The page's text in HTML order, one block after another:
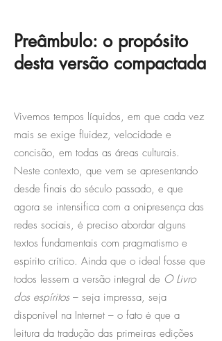
Preâmbulo: o propósito
desta versão compactada
Vivemos tempos líquidos, em que cada vez
mais se exige fluidez, velocidade e
concisão, em todas as áreas culturais.
Neste contexto, que vem se apresentando
desde finais do século passado, e que
agora se intensifica com a onipresença das
redes sociais, é preciso abordar alguns
textos fundamentais com pragmatismo e
espírito crítico. Ainda que o ideal fosse que
todos lessem a versão integral de O Livro
dos espíritos – seja impressa, seja
disponível na Internet – o fato é que a
leitura da tradução das primeiras edições